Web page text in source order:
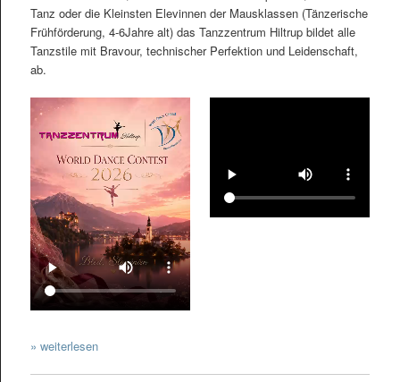
Tanz oder die Kleinsten Elevinnen der Mausklassen (Tänzerische
Frühförderung, 4-6Jahre alt) das Tanzzentrum Hiltrup bildet alle
Tanzstile mit Bravour, technischer Perfektion und Leidenschaft,
ab.
» weiterlesen